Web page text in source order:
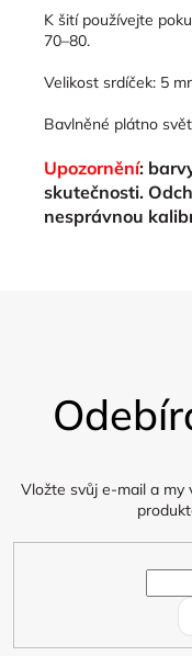
K šití používejte
70–80.
Velikost srdíček: 5
Bavlněné plátno
Upozornění:
skutečnosti.
nesprávnou
Vložte svůj e-mail a my